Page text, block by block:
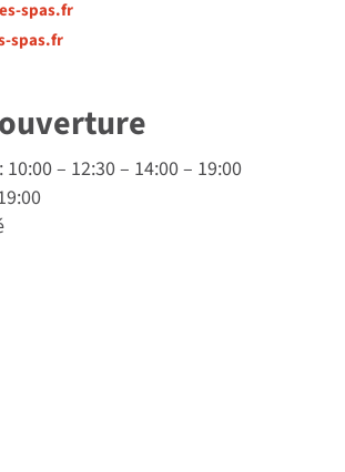
spas.fr
spas.fr
: 10:00 – 12:30 – 14:00 – 19:00